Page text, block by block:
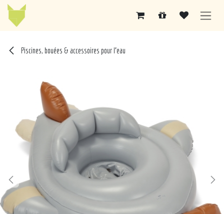
Se rendre au contenu
Piscines, bouées & accessoires pour l'eau